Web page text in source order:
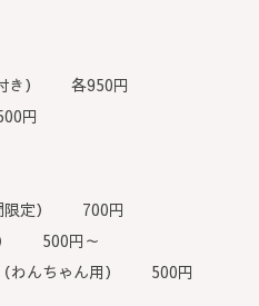
付き） 各950円
円
限定） 700円
） 500円～
（わんちゃん用） 500円